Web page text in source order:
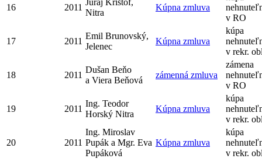
16 2011
Nitra
Kúpna zmluva
v RO
17 2011
Emil Brunovský,
Jelenec
Kúpna zmluva
kúpa
v rekr.
18 2011
Dušan Beňo
a Viera Beňová
zámenná zmluva
zámena
v RO
19 2011
Ing. Teodor
Horský Nitra
Kúpna zmluva
kúpa
v rekr.
20 2011
Ing. Miroslav
Pupák a Mgr. Eva
Pupáková
Kúpna zmluva
kúpa
v rekr.